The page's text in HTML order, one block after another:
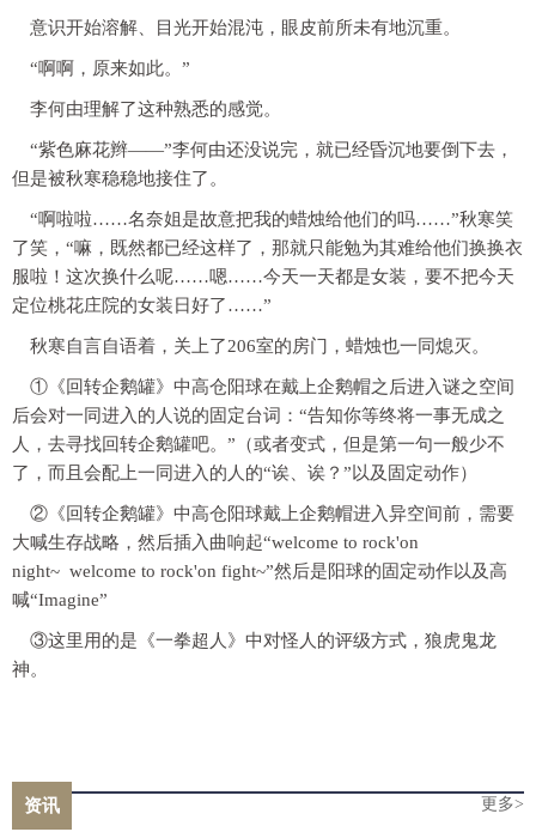
意识开始溶解、目光开始混沌，眼皮前所未有地沉重。
“啊啊，原来如此。”
李何由理解了这种熟悉的感觉。
“紫色麻花辫——”李何由还没说完，就已经昏沉地要倒下去，
但是被秋寒稳稳地接住了。
“啊啦啦……名奈姐是故意把我的蜡烛给他们的吗……”秋寒笑
了笑，“嘛，既然都已经这样了，那就只能勉为其难给他们换换衣
服啦！这次换什么呢……嗯……今天一天都是女装，要不把今天
定位桃花庄院的女装日好了……”
秋寒自言自语着，关上了206室的房门，蜡烛也一同熄灭。
①《回转企鹅罐》中高仓阳球在戴上企鹅帽之后进入谜之空间
后会对一同进入的人说的固定台词：“告知你等终将一事无成之
人，去寻找回转企鹅罐吧。”（或者变式，但是第一句一般少不
了，而且会配上一同进入的人的“诶、诶？”以及固定动作）
②《回转企鹅罐》中高仓阳球戴上企鹅帽进入异空间前，需要
大喊生存战略，然后插入曲响起“welcome to rock'on
night~ welcome to rock'on fight~”然后是阳球的固定动作以及高
喊“Imagine”
③这里用的是《一拳超人》中对怪人的评级方式，狼虎鬼龙
神。
资讯 更多>